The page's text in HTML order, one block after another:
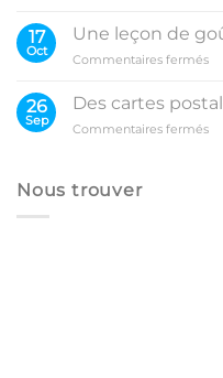
à
ciel
17
Oct
Une leçon de
Commentaires ferméssur
de
26
Sep
Des cartes
Commentaires ferméssur
Nous trouver